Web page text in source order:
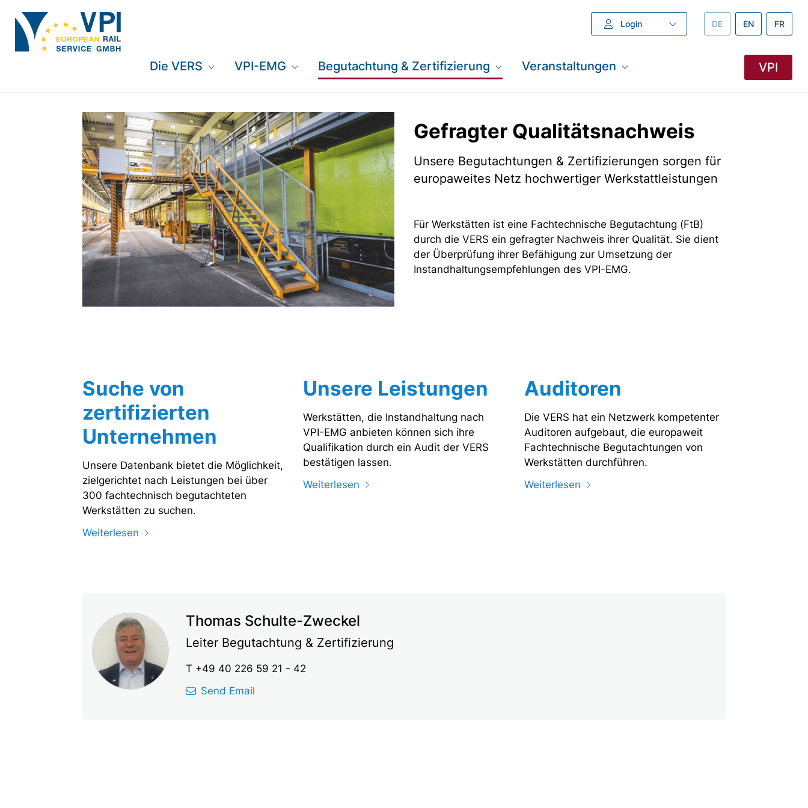
Login DEUTSCH –
DE ENGLISH –
EN FR
Die VERS VPI-EMG Begutachtung & Zertifizierung Veranstaltungen VPI
Gefragter Qualitätsnachweis
Unsere Begutachtungen & Zertifizierungen sorgen für
europaweites Netz hochwertiger Werkstattleistungen
Für Werkstätten ist eine Fachtechnische Begutachtung (FtB)
durch die VERS ein gefragter Nachweis ihrer Qualität. Sie dient
der Überprüfung ihrer Befähigung zur Umsetzung der
Instandhaltungsempfehlungen des VPI-EMG.
Suche von
zertifizierten
Unternehmen
Unsere Datenbank bietet die Möglichkeit,
zielgerichtet nach Leistungen bei über
300 fachtechnisch begutachteten
Werkstätten zu suchen.
Weiterlesen
Unsere Leistungen
Werkstätten, die Instandhaltung nach
VPI-EMG anbieten können sich ihre
Qualifikation durch ein Audit der VERS
bestätigen lassen.
Weiterlesen
Auditoren
Die VERS hat ein Netzwerk kompetenter
Auditoren aufgebaut, die europaweit
Fachtechnische Begutachtungen von
Werkstätten durchführen.
Weiterlesen
Thomas Schulte-Zweckel
Leiter Begutachtung & Zertifizierung
T +49 40 226 59 21 - 42
Send Email